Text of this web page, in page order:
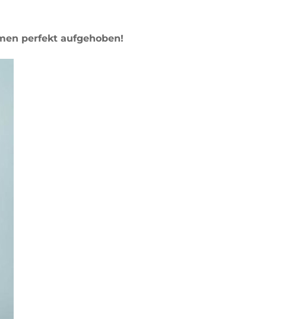
perfekt aufgehoben!